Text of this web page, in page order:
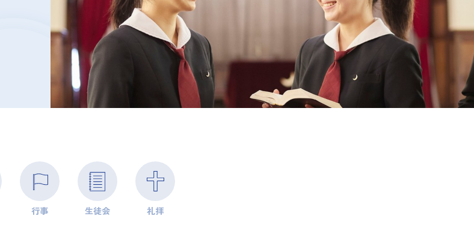
行事 生徒会 礼拝